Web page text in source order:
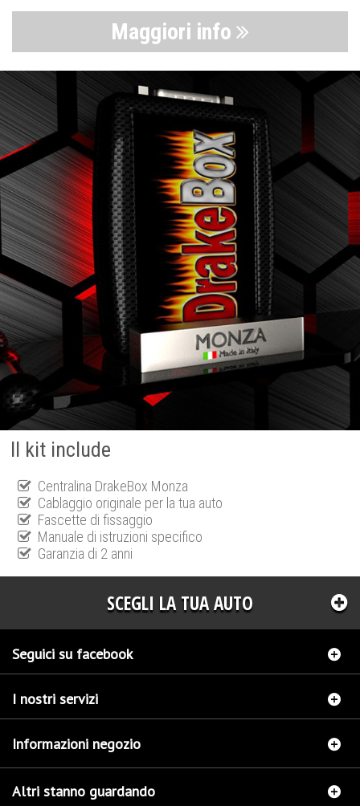
Maggiori info
Il kit include
Centralina DrakeBox Monza
Cablaggio originale per la tua auto
Fascette di fissaggio
Manuale di istruzioni specifico
Garanzia di 2 anni
SCEGLI LA TUA AUTO
Seguici su facebook
I nostri servizi
Informazioni negozio
Altri stanno guardando